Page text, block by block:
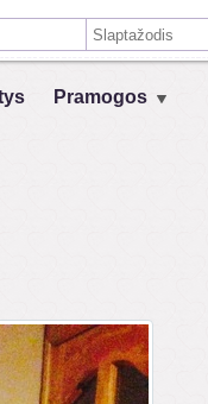
šiame kompiuteryje
Pramogos